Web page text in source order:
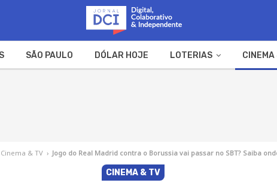
SÃO PAULO DÓLAR HOJE LOTERIAS
Cinema & TV › Jogo do Real Madrid contra o Borussia vai passar no SBT? Saiba
CINEMA & TV